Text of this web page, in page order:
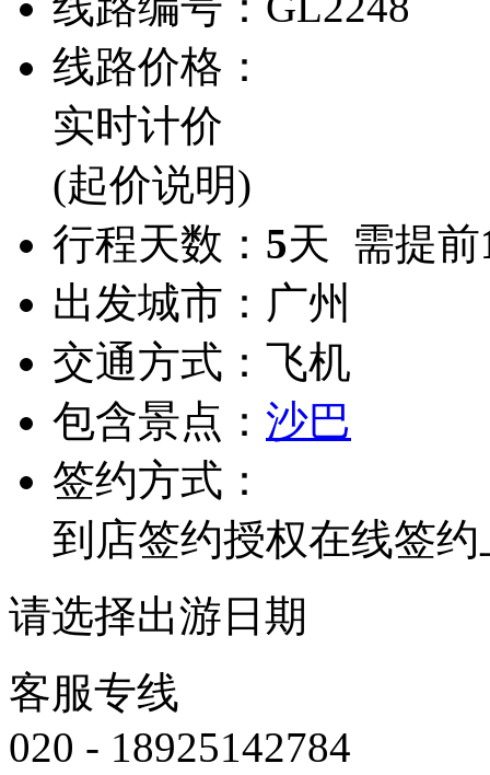
线路价格：
实时计价
(起价说明)
行程天数： 5天 需提前
出发城市： 广州
交通方式： 飞机
包含景点： 沙巴
签约方式：
到店签约授权在线签约
请选择出游日期
客服专线
020 - 18925142784